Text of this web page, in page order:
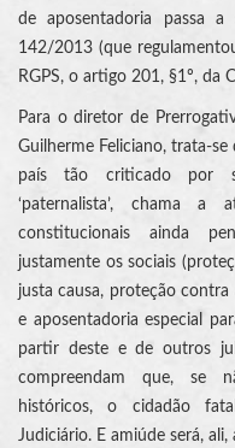
de aposentadoria passa
142/2013 (que
RGPS, o artigo 201, §1º, da
Para o diretor de
Guilherme Feliciano, trata-
país tão criticado por
‘paternalista’, chama a
constitucionais ainda
justamente os sociais
justa causa, proteção
e aposentadoria especial
partir deste e de outros
compreendam que, se
históricos, o cidadão
Judiciário. E amiúde será, ali,